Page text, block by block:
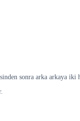
sonra arka arkaya iki